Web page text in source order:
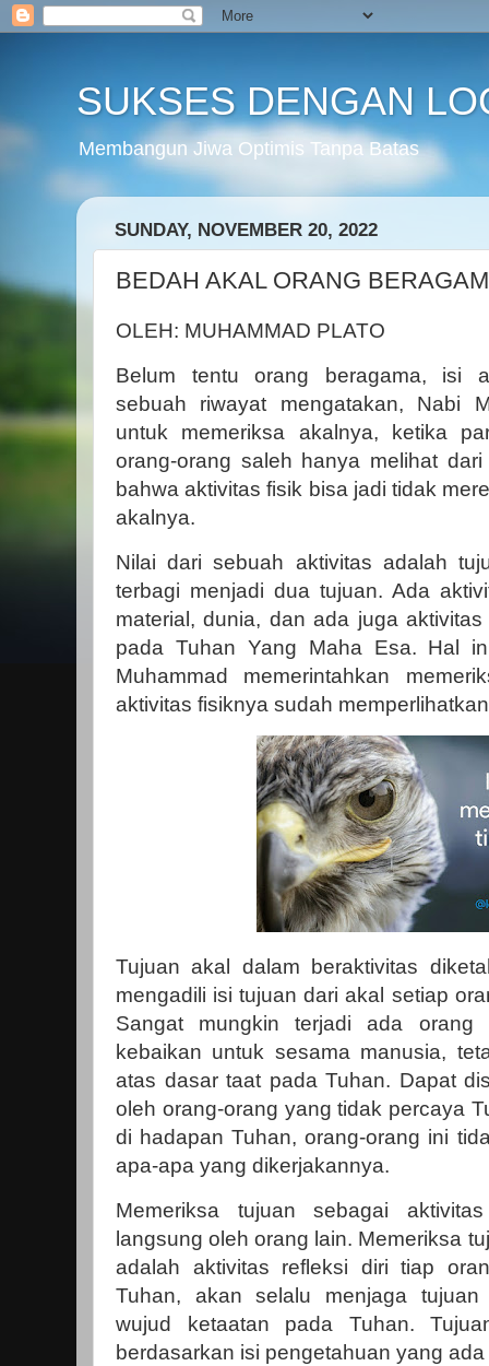
SUKSES DENGAN
Membangun Jiwa Optimis Tanpa Batas
SUNDAY, NOVEMBER 20, 2022
BEDAH AKAL ORANG
OLEH: MUHAMMAD PLATO
Belum tentu orang beragama, isi
sebuah riwayat mengatakan, Nabi
untuk memeriksa akalnya, ketika
orang-orang saleh hanya melihat
bahwa aktivitas fisik bisa jadi tidak
akalnya.
Nilai dari sebuah aktivitas adalah
terbagi menjadi dua tujuan. Ada
material, dunia, dan ada juga
pada Tuhan Yang Maha Esa. Hal
Muhammad memerintahkan
aktivitas fisiknya sudah
Tujuan akal dalam beraktivitas
mengadili isi tujuan dari akal setiap
Sangat mungkin terjadi ada orang
kebaikan untuk sesama manusia,
atas dasar taat pada Tuhan. Dapat
oleh orang-orang yang tidak percaya
di hadapan Tuhan, orang-orang ini
apa-apa yang dikerjakannya.
Memeriksa tujuan sebagai
langsung oleh orang lain. Memeriksa
adalah aktivitas refleksi diri tiap
Tuhan, akan selalu menjaga
wujud ketaatan pada Tuhan.
berdasarkan isi pengetahuan yang